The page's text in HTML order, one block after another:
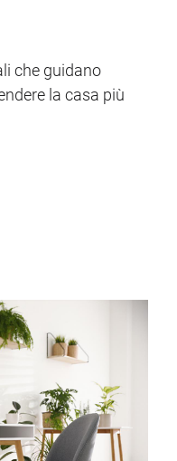
che guidano
la casa più